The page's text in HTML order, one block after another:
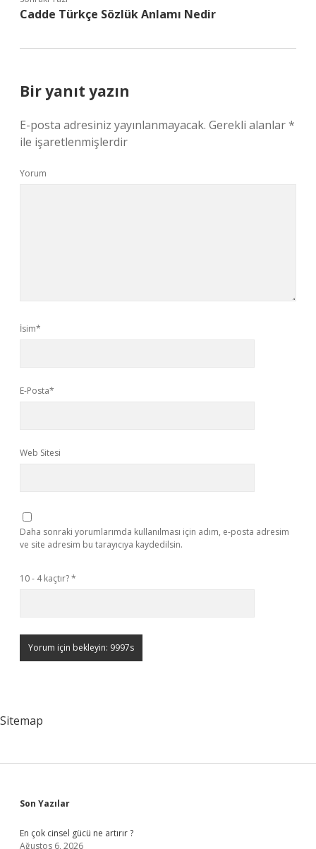
Cadde Türkçe Sözlük Anlamı Nedir
Bir yanıt yazın
E-posta adresiniz yayınlanmayacak. Gerekli alanlar*
ile işaretlenmişlerdir
Yorum
İsim*
E-Posta*
Web Sitesi
Daha sonraki yorumlarımda kullanılması için adım, e-posta adresim
ve site adresim bu tarayıcıya kaydedilsin.
10 - 4 kaçtır?*
Sitemap
Sidebar
Son Yazılar
En çok cinsel gücü ne artırır ?
Ağustos 6, 2026